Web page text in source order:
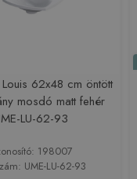
Louis 62x48 cm öntött
mosdó matt fehér
LU-62-93
198007
UME-LU-62-93